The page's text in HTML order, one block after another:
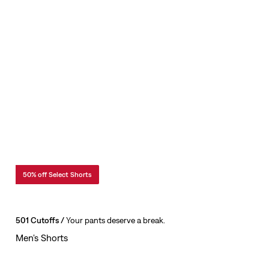
50% off Select Shorts
501 Cutoffs/Your pants deserve a break.
Men's Shorts